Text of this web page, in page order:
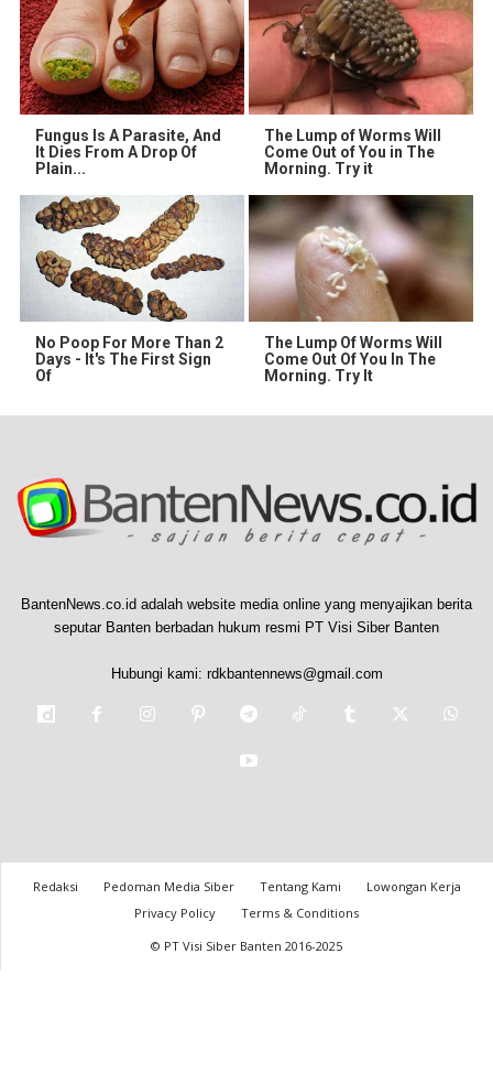
Fungus Is A Parasite, And
It Dies From A Drop Of
Plain...
The Lump of Worms Will
Come Out of You in The
Morning. Try it
No Poop For More Than 2
Days - It's The First Sign
Of
The Lump Of Worms Will
Come Out Of You In The
Morning. Try It
BantenNews.co.id adalah website media online yang menyajikan berita
seputar Banten berbadan hukum resmi PT Visi Siber Banten
Hubungi kami: rdkbantennews@gmail.com
Redaksi Pedoman Media Siber Tentang Kami
Lowongan Kerja
Privacy Policy
Terms & Conditions
© PT Visi Siber Banten 2016-2025